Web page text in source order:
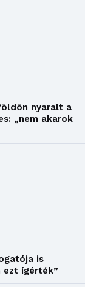
nyaralt a
„nem akarok
is
ezt ígérték”